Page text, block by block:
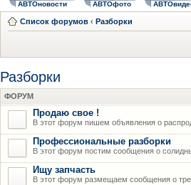
АВТОновости АВТОфото
Список форумов ‹ Разборки
Разборки
ФОРУМ
Продаю свое !
В этот форум пишем объявления о
Профессиональные разборки
В этот форум постим сообщения о
Ищу запчасть
В этот форум размещаем сообщения о